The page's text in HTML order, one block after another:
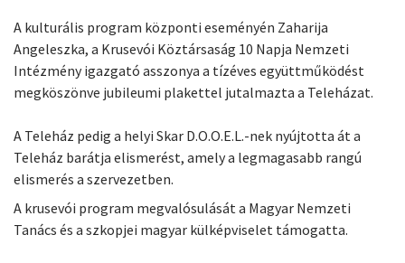
A kulturális program központi eseményén Zaharija
Angeleszka, a Krusevói Köztársaság 10 Napja Nemzeti
Intézmény igazgató asszonya a tízéves együttműködést
megköszönve jubileumi plakettel jutalmazta a Teleházat.
A Teleház pedig a helyi Skar D.O.O.E.L.-nek nyújtotta át a
Teleház barátja elismerést, amely a legmagasabb rangú
elismerés a szervezetben.
A krusevói program megvalósulását a Magyar Nemzeti
Tanács és a szkopjei magyar külképviselet támogatta.